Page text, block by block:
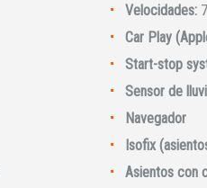
Velocidades:
Car Play
Start-stop
Sensor de
Navegador
Isofix
Asientos con